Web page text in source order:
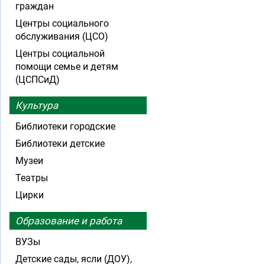
граждан
Центры социального
обслуживания (ЦСО)
Центры социальной
помощи семье и детям
(ЦСПСиД)
Культура
Библиотеки городские
Библиотеки детские
Музеи
Театры
Цирки
Образование и работа
ВУЗы
Детские сады, ясли (ДОУ),